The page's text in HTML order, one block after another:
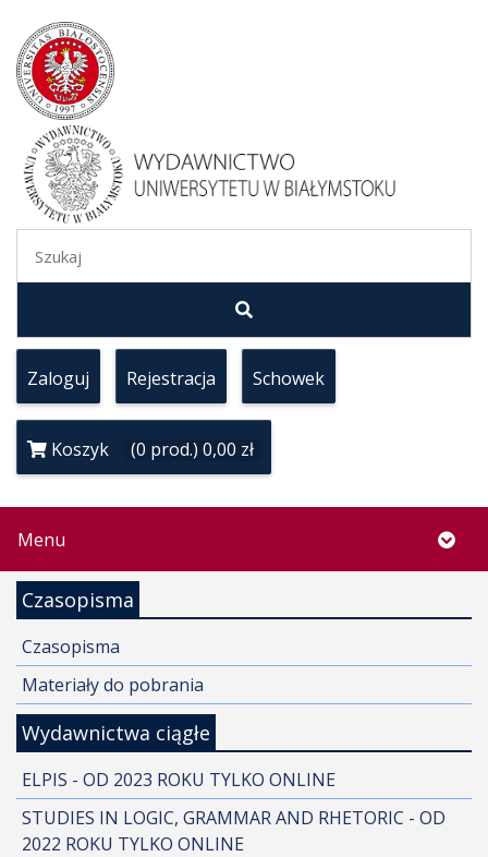
Zaloguj Rejestracja Schowek
Koszyk (0 prod.) 0,00 zł
Menu
Czasopisma
Czasopisma
Materiały do pobrania
Wydawnictwa ciągłe
ELPIS - OD 2023 ROKU TYLKO ONLINE
STUDIES IN LOGIC, GRAMMAR AND RHETORIC - OD
2022 ROKU TYLKO ONLINE